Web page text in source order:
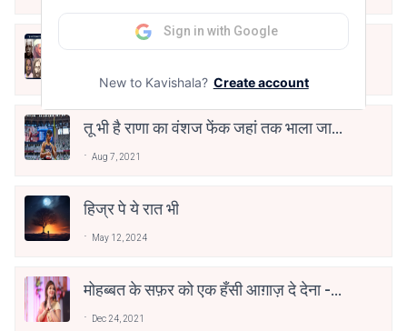
10 Greatest Hindi Poets Of India
Jun 16, 2020
तू भी है राणा का वंशज फेंक जहां तक भाला जाए:
Aug 7, 2021
हिज्र पे ये रात भी
May 12, 2024
मोहब्बत के सफ़र को एक हँसी आग़ाज़ दे देना -
Dec 24, 2021
Sign in with Google
New to Kavishala? Create account